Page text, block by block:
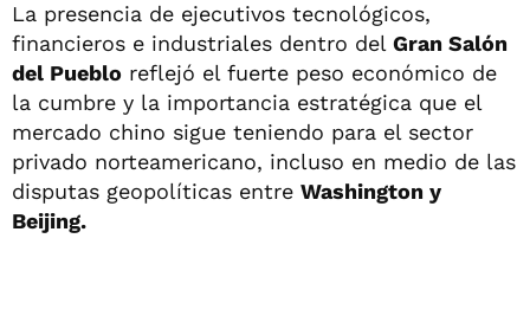
La presencia de ejecutivos tecnológicos,
financieros e industriales dentro del Gran Salón
del Pueblo reflejó el fuerte peso económico de
la cumbre y la importancia estratégica que el
mercado chino sigue teniendo para el sector
privado norteamericano, incluso en medio de las
disputas geopolíticas entre Washington y
Beijing.